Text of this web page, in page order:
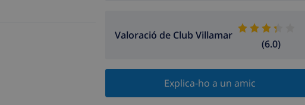
Valoració de Club Villamar
(6.0)
Explica-ho a un amic